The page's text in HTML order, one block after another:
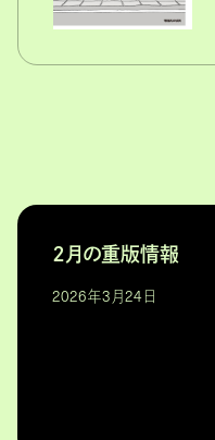
２月の重版情報
2026年3月24日